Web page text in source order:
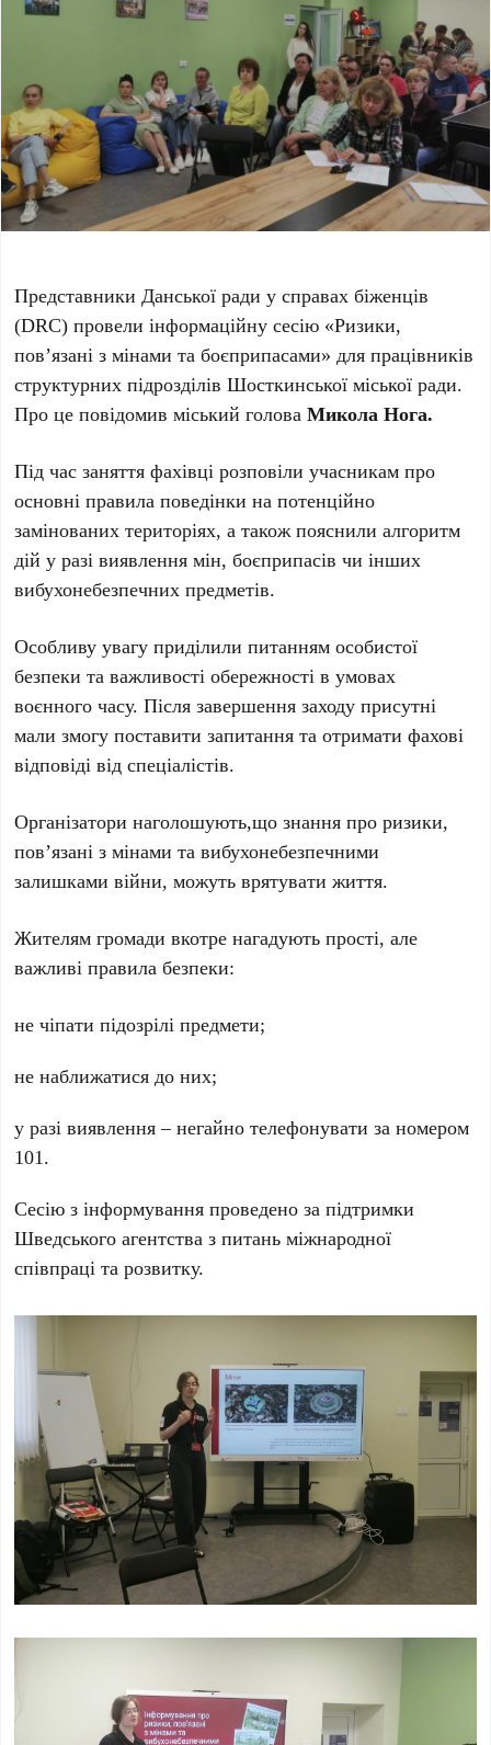
Представники Данської ради у справах біженців
(DRC) провели інформаційну сесію «Ризики,
пов’язані з мінами та боєприпасами» для працівників
структурних підрозділів Шосткинської міської ради.
Про це повідомив міський головаМикола Нога.
Під час заняття фахівці розповіли учасникам про
основні правила поведінки на потенційно
замінованих територіях, а також пояснили алгоритм
дій у разі виявлення мін, боєприпасів чи інших
вибухонебезпечних предметів.
Особливу увагу приділили питанням особистої
безпеки та важливості обережності в умовах
воєнного часу. Після завершення заходу присутні
мали змогу поставити запитання та отримати фахові
відповіді від спеціалістів.
Організатори наголошують,що знання про ризики,
пов’язані з мінами та вибухонебезпечними
залишками війни, можуть врятувати життя.
Жителям громади вкотре нагадують прості, але
важливі правила безпеки:
не чіпати підозрілі предмети;
не наближатися до них;
у разі виявлення – негайно телефонувати за номером
101.
Сесію з інформування проведено за підтримки
Шведського агентства з питань міжнародної
співпраці та розвитку.